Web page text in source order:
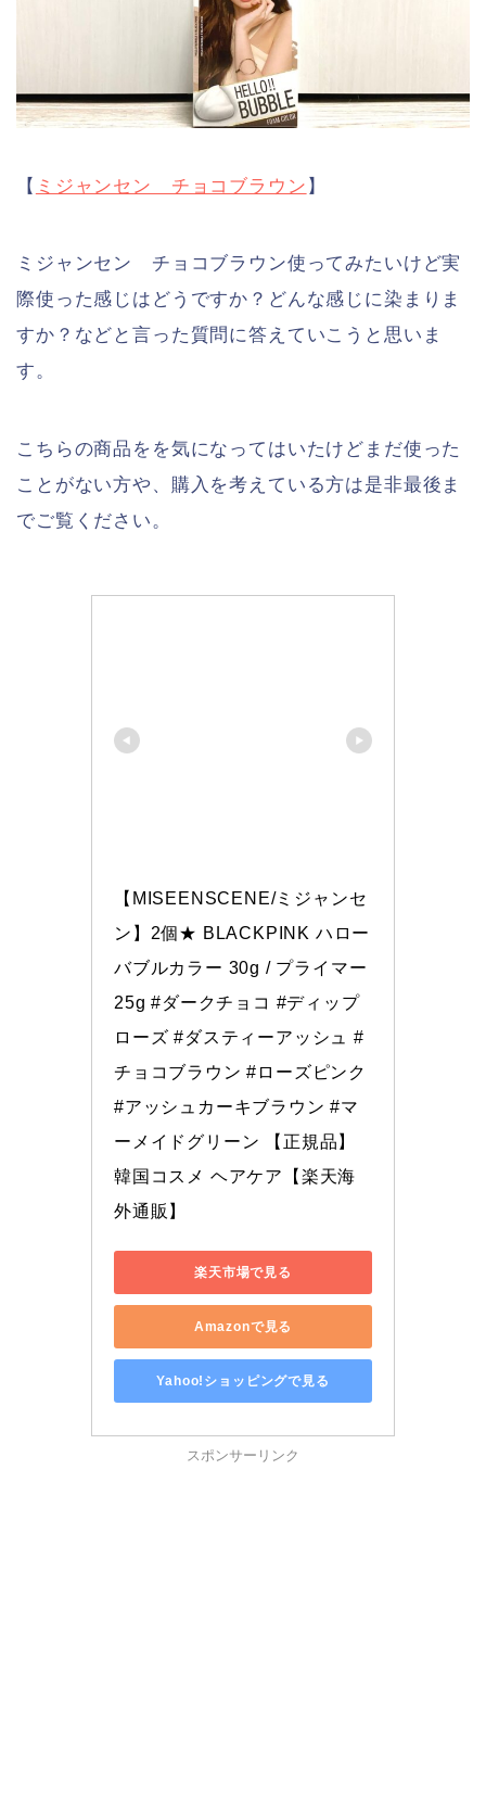
【 ミジャンセン チョコブラウン 】
ミジャンセン チョコブラウン使ってみたいけど実
際使った感じはどうですか？どんな感じに染まりま
すか？などと言った質問に答えていこうと思いま
す。
こちらの商品をを気になってはいたけどまだ使った
ことがない方や、購入を考えている方は是非最後ま
でご覧ください。
【MISEENSCENE/ミジャンセ
ン】2個★ BLACKPINK ハロー
バブルカラー 30g / プライマー
25g #ダークチョコ #ディップ
ローズ #ダスティーアッシュ #
チョコブラウン #ローズピンク
#アッシュカーキブラウン #マ
ーメイドグリーン 【正規品】
韓国コスメ ヘアケア【楽天海
外通販】
楽天市場で見る
Amazonで見る
Yahoo!ショッピングで見る
スポンサーリンク